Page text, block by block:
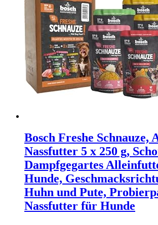
Bosch Freshe Schnauze,
Nassfutter 5 x 250 g,
Dampfgegartes
Hunde,
Huhn und Pute,
Nassfutter für Hunde